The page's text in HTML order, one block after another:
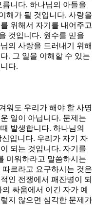
니다. 하나님의 아들을
해가 될 것입니다. 사랑을
위해서 자기를 내어주고
것입니다. 원수를 믿을
의 사랑을 드러내기 위해
. 그 일을 이해할 수 있는
다.
워도 우리가 해야 할 사명
일이 아닙니다. 문제는
발생합니다. 하나님의
입니다. 우리가 자기 자
되는 것입니다. 자기를
미워하라고 말씀하시는
르라고 요구하시는 것은
인 전쟁에서 패잔병이 되
싸움에서 이긴 자가 예
지 않으면 심각한 문제가